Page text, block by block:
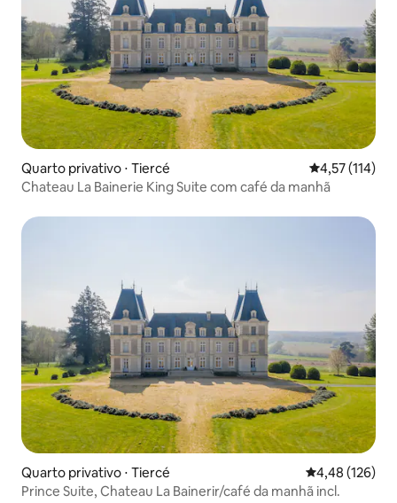
Quarto privativo ⋅ Tiercé 4,57 de uma
4,57 (114)
Chateau La Bainerie King Suite com café da manhã
Quarto privativo ⋅ Tiercé 4,48 de uma
4,48 (126)
Prince Suite, Chateau La Bainerir/café da manhã incl.